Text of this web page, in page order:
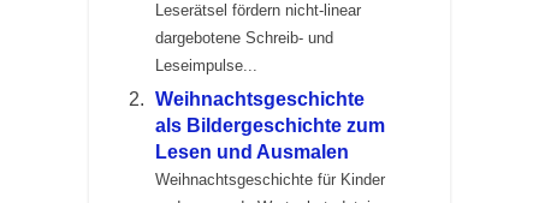
Leserätsel fördern nicht-linear
dargebotene Schreib- und
Leseimpulse...
Weihnachtsgeschichte
als Bildergeschichte zum
Lesen und Ausmalen
Weihnachtsgeschichte für Kinder